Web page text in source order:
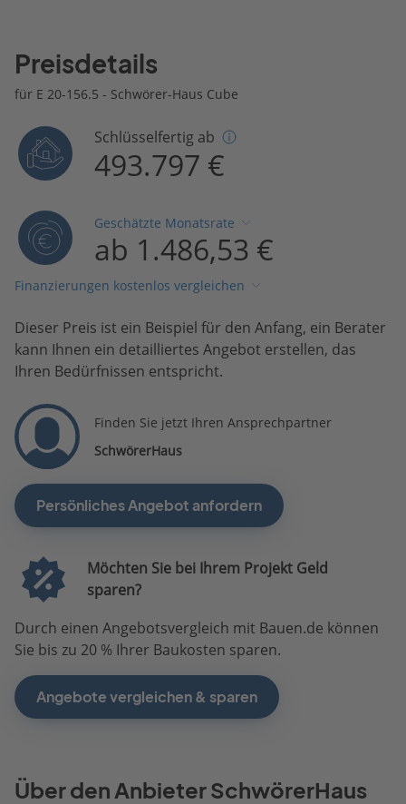
Preisdetails
für E 20-156.5 - Schwörer-Haus Cube
Schlüsselfertig ab
493.797 €
Geschätzte Monatsrate
ab 1.486,53 €
Finanzierungen kostenlos vergleichen
Dieser Preis ist ein Beispiel für den Anfang, ein Berater
kann Ihnen ein detailliertes Angebot erstellen, das
Ihren Bedürfnissen entspricht.
Finden Sie jetzt Ihren Ansprechpartner
SchwörerHaus
Persönliches Angebot anfordern
Möchten Sie bei Ihrem Projekt Geld
sparen?
Durch einen Angebotsvergleich mit Bauen.de können
Sie bis zu 20 % Ihrer Baukosten sparen.
Angebote vergleichen & sparen
Über den Anbieter SchwörerHaus